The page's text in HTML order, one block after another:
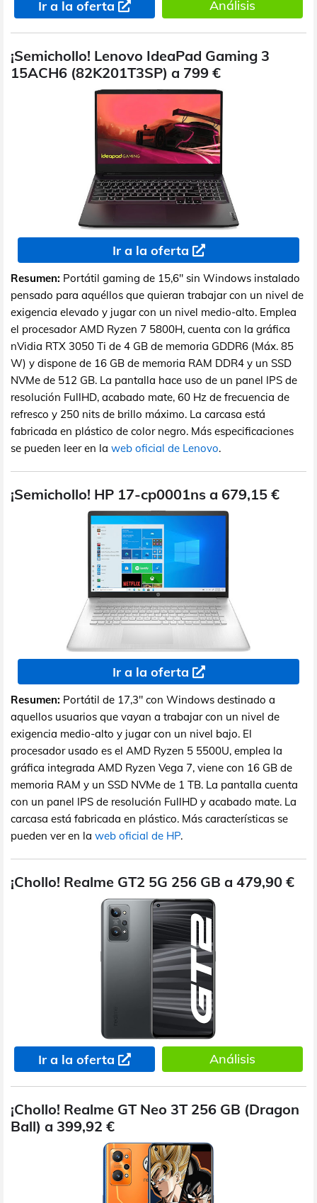
Ir a la oferta Análisis
¡Semichollo! Lenovo IdeaPad Gaming 3
15ACH6 (82K201T3SP) a 799 €
Ir a la oferta
Resumen: Portátil gaming de 15,6" sin Windows instalado
pensado para aquéllos que quieran trabajar con un nivel de
exigencia elevado y jugar con un nivel medio-alto. Emplea
el procesador AMD Ryzen 7 5800H, cuenta con la gráfica
nVidia RTX 3050 Ti de 4 GB de memoria GDDR6 (Máx. 85
W) y dispone de 16 GB de memoria RAM DDR4 y un SSD
NVMe de 512 GB. La pantalla hace uso de un panel IPS de
resolución FullHD, acabado mate, 60 Hz de frecuencia de
refresco y 250 nits de brillo máximo. La carcasa está
fabricada en plástico de color negro. Más especificaciones
se pueden leer en la web oficial de Lenovo.
¡Semichollo! HP 17-cp0001ns a 679,15 €
Ir a la oferta
Resumen: Portátil de 17,3" con Windows destinado a
aquellos usuarios que vayan a trabajar con un nivel de
exigencia medio-alto y jugar con un nivel bajo. El
procesador usado es el AMD Ryzen 5 5500U, emplea la
gráfica integrada AMD Ryzen Vega 7, viene con 16 GB de
memoria RAM y un SSD NVMe de 1 TB. La pantalla cuenta
con un panel IPS de resolución FullHD y acabado mate. La
carcasa está fabricada en plástico. Más características se
pueden ver en la web oficial de HP.
¡Chollo! Realme GT2 5G 256 GB a 479,90 €
Ir a la oferta Análisis
¡Chollo! Realme GT Neo 3T 256 GB (Dragon
Ball) a 399,92 €